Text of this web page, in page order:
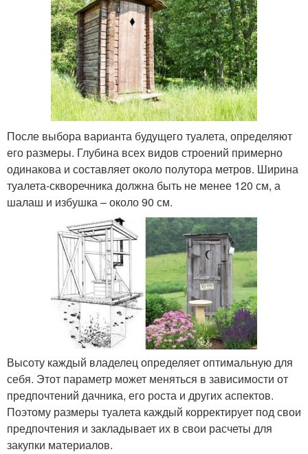
После выбора варианта будущего туалета, определяют
его размеры. Глубина всех видов строений примерно
одинакова и составляет около полутора метров. Ширина
туалета-скворечника должна быть не менее 120 см, а
шалаш и избушка – около 90 см.
Высоту каждый владелец определяет оптимальную для
себя. Этот параметр может меняться в зависимости от
предпочтений дачника, его роста и других аспектов.
Поэтому размеры туалета каждый корректирует под свои
предпочтения и закладывает их в свои расчеты для
закупки материалов.